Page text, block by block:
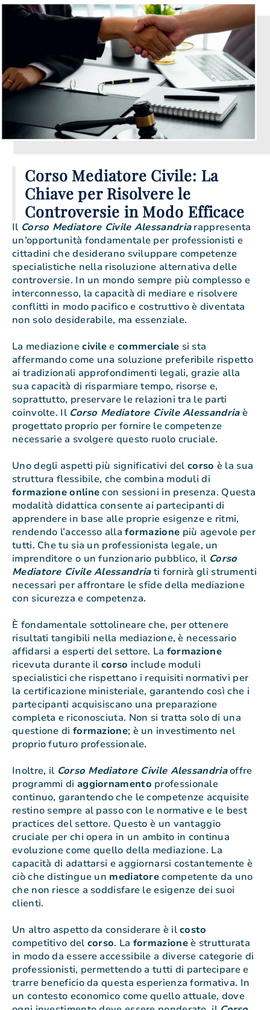
Corso Mediatore Civile: La
Chiave per Risolvere le
Controversie in Modo Efficace
Il Corso Mediatore Civile Alessandriarappresenta
un’opportunità fondamentale per professionisti e
cittadini che desiderano sviluppare competenze
specialistiche nella risoluzione alternativa delle
controversie. In un mondo sempre più complesso e
interconnesso, la capacità di mediare e risolvere
conflitti in modo pacifico e costruttivo è diventata
non solo desiderabile, ma essenziale.
La mediazionecivilee commerciale si sta
affermando come una soluzione preferibile rispetto
ai tradizionali approfondimenti legali, grazie alla
sua capacità di risparmiare tempo, risorse e,
soprattutto, preservare le relazioni tra le parti
coinvolte. Il Corso Mediatore Civile Alessandriaè
progettato proprio per fornire le competenze
necessarie a svolgere questo ruolo cruciale.
Uno degli aspetti più significativi del corso è la sua
struttura flessibile, che combina moduli di
formazioneonlinecon sessioni in presenza. Questa
modalità didattica consente ai partecipanti di
apprendere in base alle proprie esigenze e ritmi,
rendendo l’accesso allaformazione più agevole per
tutti. Che tu sia un professionista legale, un
imprenditore o un funzionario pubblico, il Corso
Mediatore Civile Alessandriati fornirà gli strumenti
necessari per affrontare le sfide della mediazione
con sicurezza e competenza.
È fondamentale sottolineare che, per ottenere
risultati tangibili nella mediazione, è necessario
affidarsi a esperti del settore. La formazione
ricevuta durante ilcorso include moduli
specialistici che rispettano i requisiti normativi per
la certificazione ministeriale, garantendo così che i
partecipanti acquisiscano una preparazione
completa e riconosciuta. Non si tratta solo di una
questione di formazione; è un investimento nel
proprio futuro professionale.
Inoltre, il Corso Mediatore Civile Alessandriaoffre
programmi di aggiornamento professionale
continuo, garantendo che le competenze acquisite
restino sempre al passo con le normative e le best
practices del settore. Questo è un vantaggio
cruciale per chi opera in un ambito in continua
evoluzione come quello della mediazione. La
capacità di adattarsi e aggiornarsi costantemente è
ciò che distingue un mediatorecompetente da uno
che non riesce a soddisfare le esigenze dei suoi
clienti.
Un altro aspetto da considerare è ilcosto
competitivo del corso. La formazioneè strutturata
in modo da essere accessibile a diverse categorie di
professionisti, permettendo a tutti di partecipare e
trarre beneficio da questa esperienza formativa. In
un contesto economico come quello attuale, dove